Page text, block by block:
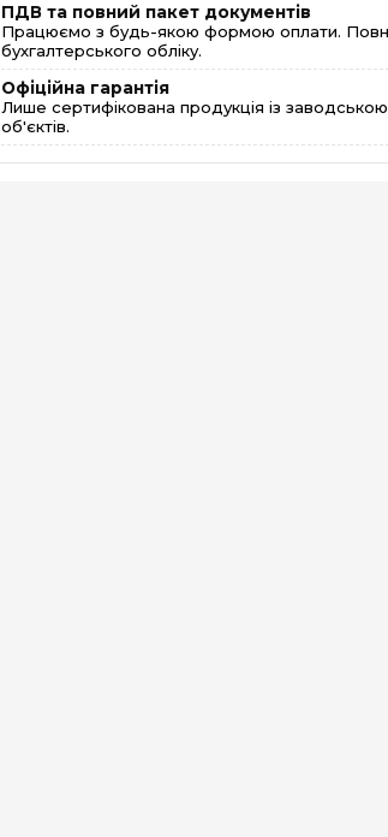
ПДВ та повний пакет документів
Працюємо з будь-якою формою оплати.
бухгалтерського обліку.
Офіційна гарантія
Лише сертифікована продукція із
об'єктів.